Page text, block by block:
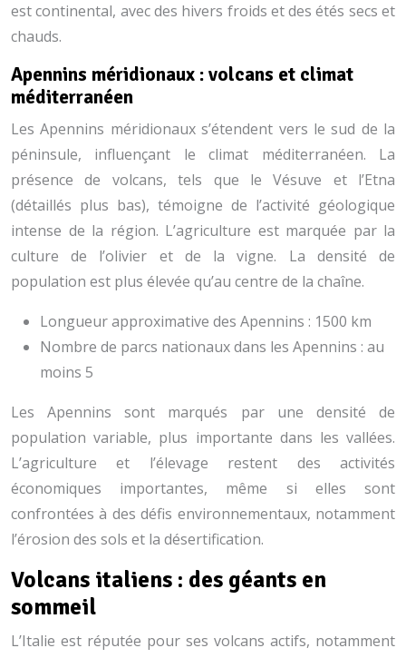
est continental, avec des hivers froids et des étés secs et
chauds.
Apennins méridionaux : volcans et climat
méditerranéen
Les Apennins méridionaux s’étendent vers le sud de la
péninsule, influençant le climat méditerranéen. La
présence de volcans, tels que le Vésuve et l’Etna
(détaillés plus bas), témoigne de l’activité géologique
intense de la région. L’agriculture est marquée par la
culture de l’olivier et de la vigne. La densité de
population est plus élevée qu’au centre de la chaîne.
Longueur approximative des Apennins : 1500 km
Nombre de parcs nationaux dans les Apennins : au
moins 5
Les Apennins sont marqués par une densité de
population variable, plus importante dans les vallées.
L’agriculture et l’élevage restent des activités
économiques importantes, même si elles sont
confrontées à des défis environnementaux, notamment
l’érosion des sols et la désertification.
Volcans italiens : des géants en
sommeil
L’Italie est réputée pour ses volcans actifs, notamment